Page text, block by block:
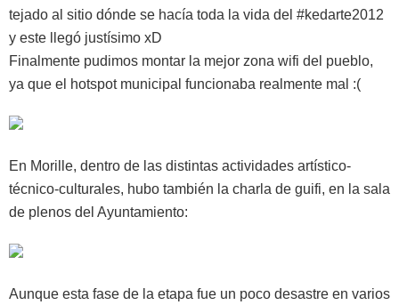
tejado al sitio dónde se hacía toda la vida del #kedarte2012
y este llegó justísimo xD
Finalmente pudimos montar la mejor zona wifi del pueblo,
ya que el hotspot municipal funcionaba realmente mal :(
En Morille, dentro de las distintas actividades artístico-
técnico-culturales, hubo también la charla de guifi, en la sala
de plenos del Ayuntamiento:
Aunque esta fase de la etapa fue un poco desastre en varios